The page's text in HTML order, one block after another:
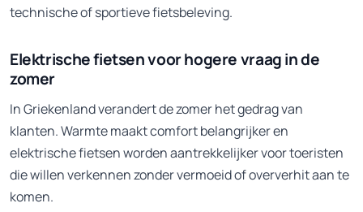
technische of sportieve fietsbeleving.
Elektrische fietsen voor hogere vraag in de
zomer
In Griekenland verandert de zomer het gedrag van
klanten. Warmte maakt comfort belangrijker en
elektrische fietsen worden aantrekkelijker voor toeristen
die willen verkennen zonder vermoeid of oververhit aan te
komen.